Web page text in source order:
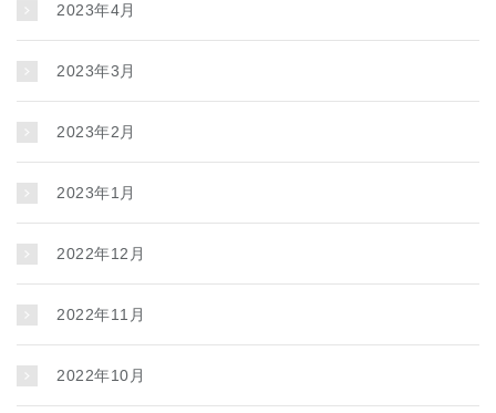
2023年4月
2023年3月
2023年2月
2023年1月
2022年12月
2022年11月
2022年10月